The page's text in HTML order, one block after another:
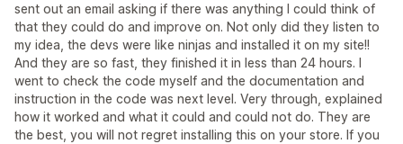
sent out an email asking if there was anything I could think of
that they could do and improve on. Not only did they listen to
my idea, the devs were like ninjas and installed it on my site!!
And they are so fast, they finished it in less than 24 hours. I
went to check the code myself and the documentation and
instruction in the code was next level. Very through, explained
how it worked and what it could and could not do. They are
the best, you will not regret installing this on your store. If you